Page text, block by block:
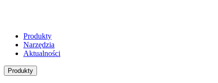
Produkty
Narzędzia
Aktualności
Produkty